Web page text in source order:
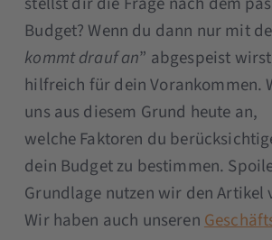
Budget? Wenn du dann nur mit
kommt drauf an” abgespeist
hilfreich für dein Vorankommen.
uns aus diesem Grund heute an,
welche Faktoren du
dein Budget zu bestimmen.
Grundlage nutzen wir den Artikel
Wir haben auch unseren